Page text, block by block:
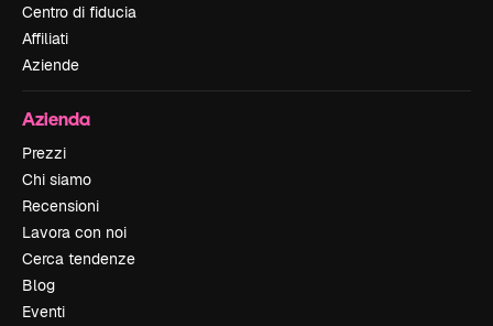
Centro di fiducia
Affiliati
Aziende
Azienda
Prezzi
Chi siamo
Recensioni
Lavora con noi
Cerca tendenze
Blog
Eventi